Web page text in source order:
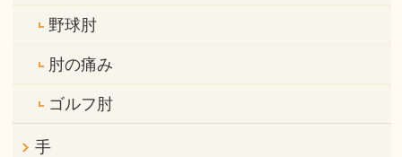
野球肘
肘の痛み
ゴルフ肘
手